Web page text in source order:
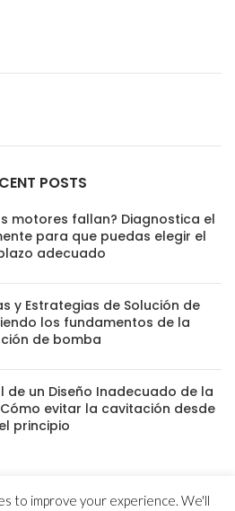
POSTS
motores fallan? Diagnostica el
para que puedas elegir el
adecuado
y Estrategias de Solución de
los fundamentos de la
de bomba
de un Diseño Inadecuado de la
evitar la cavitación desde
el principio
- Motores y Generadores
to improve your experience. We'll